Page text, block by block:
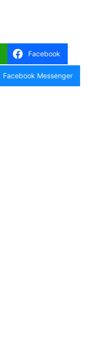
Facebook
Facebook Messenger